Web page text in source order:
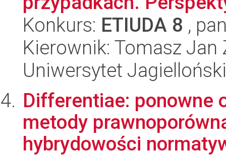
Konkurs: ETIUDA 8 ,
Kierownik: Tomasz Jan
Uniwersytet
Differentiae: ponowne
metody
hybrydowości